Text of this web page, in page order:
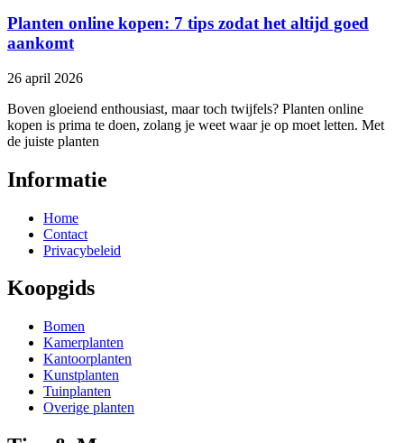
Planten online kopen: 7 tips zodat het altijd goed
aankomt
26 april 2026
Boven gloeiend enthousiast, maar toch twijfels? Planten online
kopen is prima te doen, zolang je weet waar je op moet letten. Met
de juiste planten
Informatie
Home
Contact
Privacybeleid
Koopgids
Bomen
Kamerplanten
Kantoorplanten
Kunstplanten
Tuinplanten
Overige planten